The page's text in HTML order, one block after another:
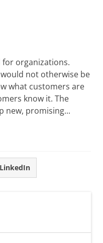
for organizations.
not otherwise be
what customers are
know it. The
new, promising...
LinkedIn